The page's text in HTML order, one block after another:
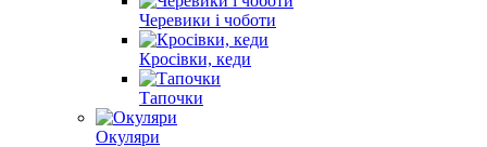
Черевики і чоботи
Кросівки, кеди
Тапочки
Окуляри